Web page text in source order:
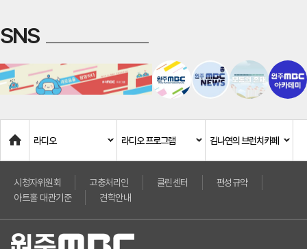
SNS
Home
라디오 라디오 프로그램 김나연의 브런치카페
시청자위원회 고충처리인 클린센터
편성규약
아트홀 대관기준
견학안내